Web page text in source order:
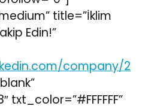
title=”İklim
Edin!”
company/2